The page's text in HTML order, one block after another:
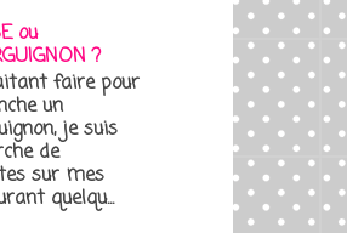
ou
?
faire pour
un
je suis
de
sur mes
quelqu...